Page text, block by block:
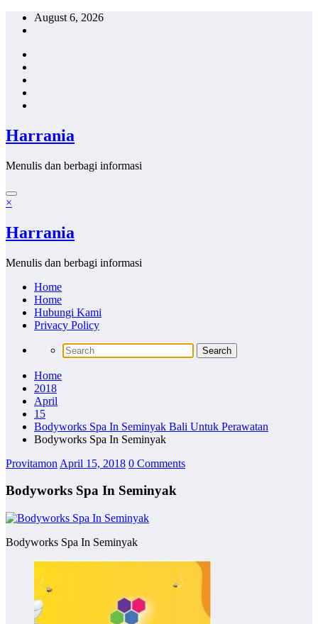
Skip
August 6, 2026
Harrania
Menulis dan berbagi informasi
×
Harrania
Menulis dan berbagi informasi
Home
Home
Hubungi Kami
Privacy Policy
Home
2018
April
15
Bodyworks Spa In Seminyak Bali Untuk Perawatan
Bodyworks Spa In Seminyak
Provitamon April 15, 2018 0 Comments
Bodyworks Spa In Seminyak
Bodyworks Spa In Seminyak